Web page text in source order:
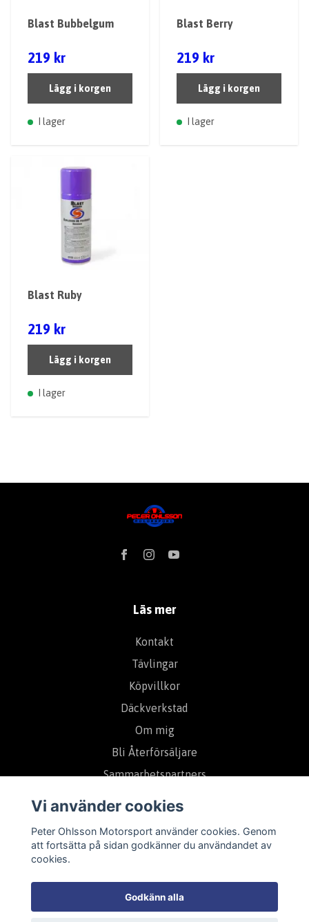
Blast Bubbelgum
219 kr
Lägg i korgen
I lager
Blast Berry
219 kr
Lägg i korgen
I lager
Blast Ruby
219 kr
Lägg i korgen
I lager
Läs mer
Kontakt
Tävlingar
Köpvillkor
Däckverkstad
Om mig
Bli Återförsäljare
Sammarbetspartners
Prenumerera på vårt nyhetsbrev
Vi använder cookies
Peter Ohlsson Motorsport använder cookies. Genom
att fortsätta på sidan godkänner du användandet av
cookies.
Godkänn alla